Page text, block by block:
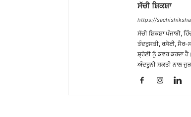
ਸੱਚੀ ਸ਼ਿਕਸ਼ਾ
https://
ਸੱਚੀ ਸ਼ਿਕਸ਼ਾ ਪੰਜਾਬੀ,
ਤੰਦਰੁਸਤੀ, ਰਸੋਈ, ਸੈਰ-
ਸ਼੍ਰੇਣੀ ਨੂੰ ਕਵਰ ਕਰਦਾ
ਅੰਦਰੂਨੀ ਸ਼ਕਤੀ ਨਾਲ